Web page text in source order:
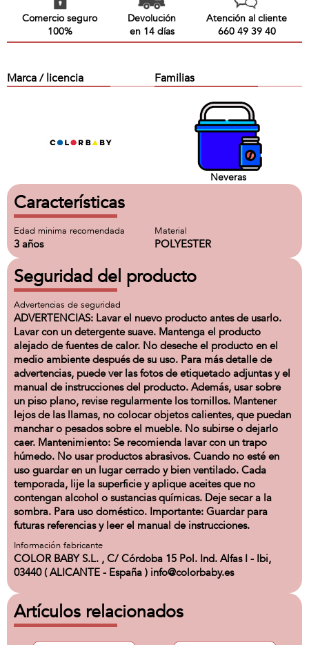
Comercio seguro
100%
Devolución
en 14 días
Atención al cliente
660 49 39 40
Marca / licencia Familias
Neveras
Características
Edad minima recomendada
3 años
Material
POLYESTER
Seguridad del producto
Advertencias de seguridad
ADVERTENCIAS: Lavar el nuevo producto antes de usarlo.
Lavar con un detergente suave. Mantenga el producto
alejado de fuentes de calor. No deseche el producto en el
medio ambiente después de su uso. Para más detalle de
advertencias, puede ver las fotos de etiquetado adjuntas y el
manual de instrucciones del producto. Además, usar sobre
un piso plano, revise regularmente los tornillos. Mantener
lejos de las llamas, no colocar objetos calientes, que puedan
manchar o pesados sobre el mueble. No subirse o dejarlo
caer. Mantenimiento: Se recomienda lavar con un trapo
húmedo. No usar productos abrasivos. Cuando no esté en
uso guardar en un lugar cerrado y bien ventilado. Cada
temporada, lije la superficie y aplique aceites que no
contengan alcohol o sustancias químicas. Deje secar a la
sombra. Para uso doméstico. Importante: Guardar para
futuras referencias y leer el manual de instrucciones.
Información fabricante
COLOR BABY S.L. , C/ Córdoba 15 Pol. Ind. Alfas I - Ibi,
03440 ( ALICANTE - España ) info@colorbaby.es
Artículos relacionados